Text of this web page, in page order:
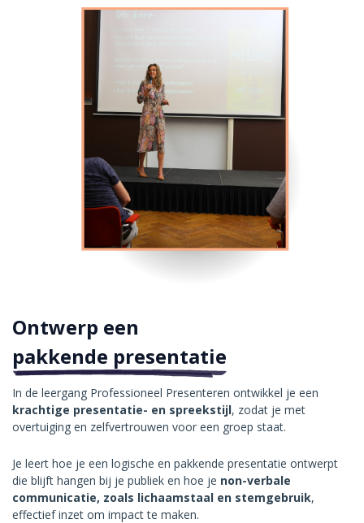
Ontwerp een
pakkende presentatie
In de leergang Professioneel Presenteren ontwikkel je een
krachtige presentatie- en spreekstijl, zodat je met
overtuiging en zelfvertrouwen voor een groep staat.
Je leert hoe je een logische en pakkende presentatie ontwerpt
die blijft hangen bij je publiek en hoe je non-verbale
communicatie, zoals lichaamstaal en stemgebruik,
effectief inzet om impact te maken.